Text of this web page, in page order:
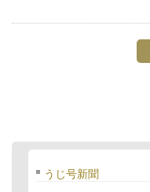
うじ号新聞